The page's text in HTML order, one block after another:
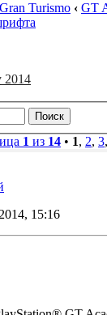
Gran Turismo ‹ GT
2014
1 из 14 • 1, 2, 3,
15:16